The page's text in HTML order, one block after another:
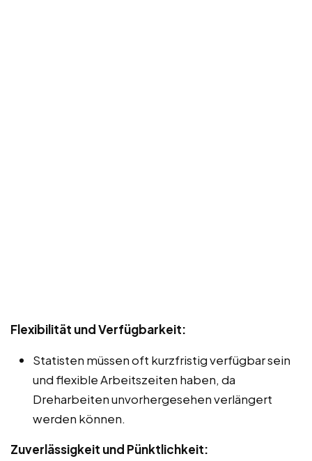
Flexibilität und Verfügbarkeit:
Statisten müssen oft kurzfristig verfügbar sein
und flexible Arbeitszeiten haben, da
Dreharbeiten unvorhergesehen verlängert
werden können.
Zuverlässigkeit und Pünktlichkeit: